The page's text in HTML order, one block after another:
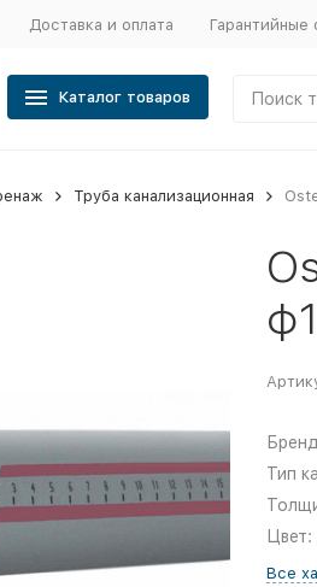
Доставка и оплата Гарантийные
Каталог товаров
Труба канализационная
Тип
Цвет:
Все